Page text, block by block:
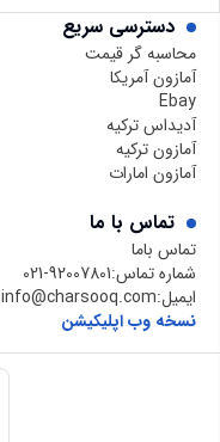
دسترسی سریع
محاسبه گر قیمت
آمازون آمریکا
Ebay
آدیداس ترکیه
آمازون ترکیه
آمازون امارات
تماس با ما
تماس باما
شماره تماس:021-92007801
ایمیل:info@charsooq.com
نسخه وب اپلیکیشن